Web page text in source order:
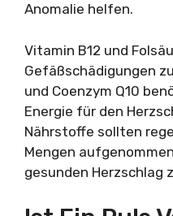
Anomalie helfen.
Vitamin B12 und
Gefäßschädigungen
und Coenzym Q10
Energie für den
Nährstoffe sollten
Mengen
gesunden Herzschlag